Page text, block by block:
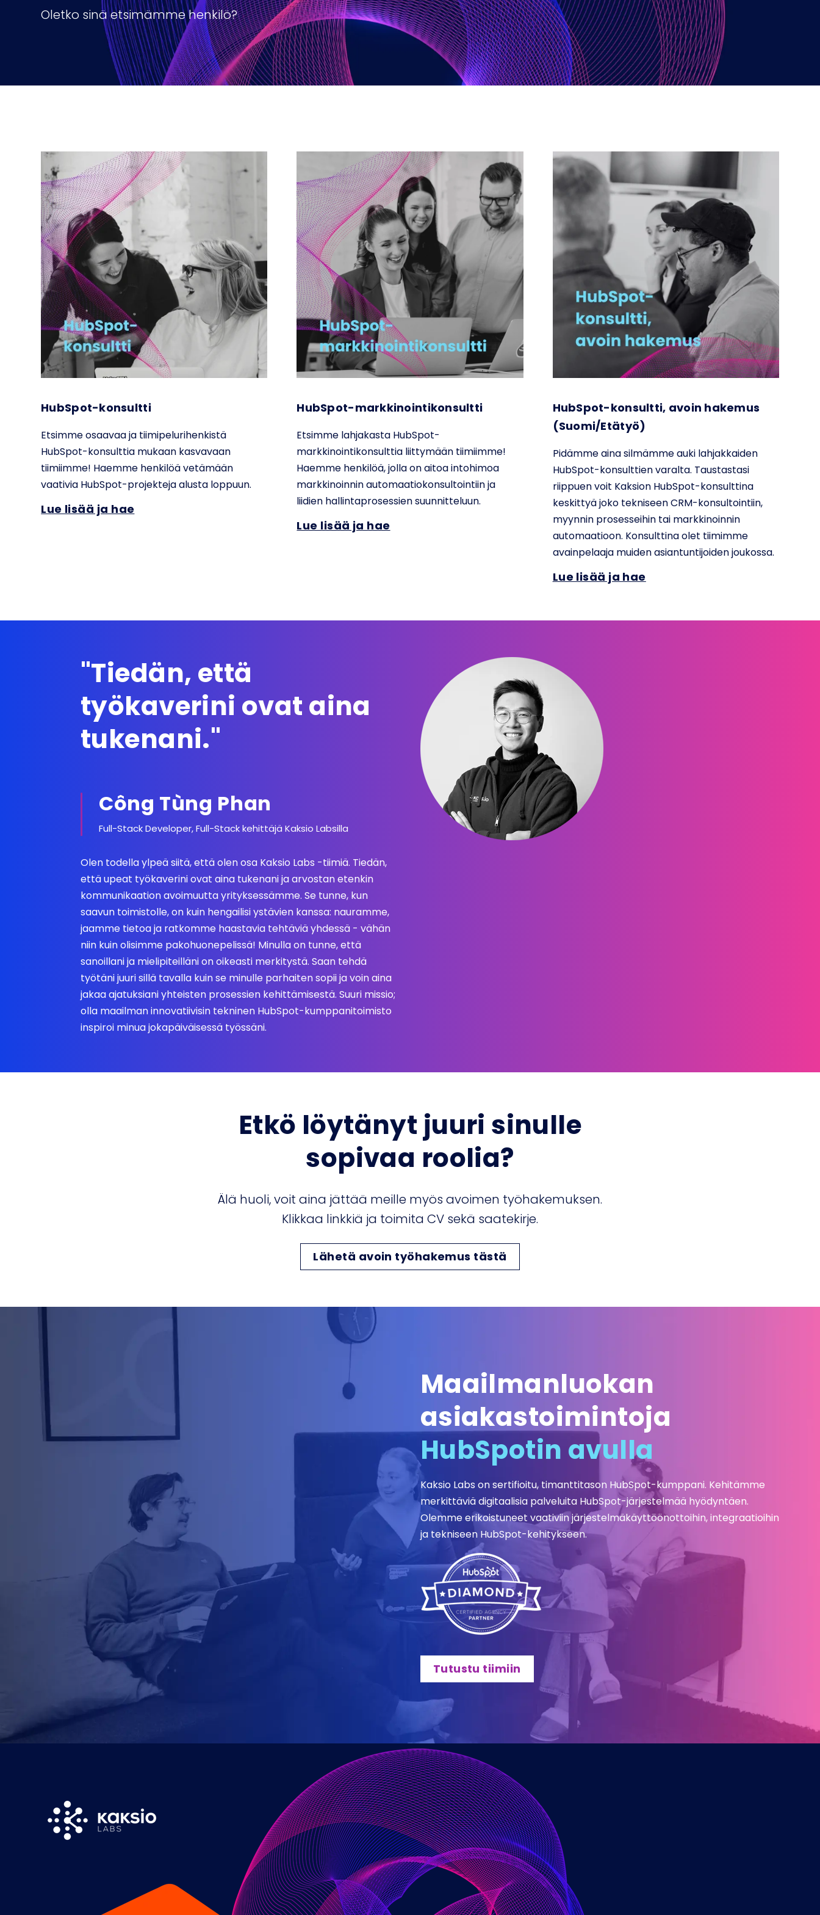
Oletko sinä etsimämme henkilö?
HubSpot-konsultti
Etsimme osaavaa ja tiimipelurihenkistä
HubSpot-konsulttia mukaan kasvavaan
tiimiimme! Haemme henkilöä vetämään
vaativia HubSpot-projekteja alusta loppuun.
Lue lisää ja hae
HubSpot-markkinointikonsultti
Etsimme lahjakasta HubSpot-
markkinointikonsulttia liittymään tiimiimme!
Haemme henkilöä, jolla on aitoa intohimoa
markkinoinnin automaatiokonsultointiin ja
liidien hallintaprosessien suunnitteluun.
Lue lisää ja hae
HubSpot-konsultti, avoin hakemus
(Suomi/Etätyö)
Pidämme aina silmämme auki lahjakkaiden
HubSpot-konsulttien varalta. Taustastasi
riippuen voit Kaksion HubSpot-konsulttina
keskittyä joko tekniseen CRM-konsultointiin,
myynnin prosesseihin tai markkinoinnin
automaatioon. Konsulttina olet tiimimme
avainpelaaja muiden asiantuntijoiden joukossa.
Lue lisää ja hae
"Tiedän, että
työkaverini ovat aina
tukenani."
Công Tùng Phan
Full-Stack Developer, Full-Stack kehittäjä Kaksio Labsilla
Olen todella ylpeä siitä, että olen osa Kaksio Labs -tiimiä. Tiedän,
että upeat työkaverini ovat aina tukenani ja arvostan etenkin
kommunikaation avoimuutta yrityksessämme. Se tunne, kun
saavun toimistolle, on kuin hengailisi ystävien kanssa: nauramme,
jaamme tietoa ja ratkomme haastavia tehtäviä yhdessä - vähän
niin kuin olisimme pakohuonepelissä! Minulla on tunne, että
sanoillani ja mielipiteilläni on oikeasti merkitystä. Saan tehdä
työtäni juuri sillä tavalla kuin se minulle parhaiten sopii ja voin aina
jakaa ajatuksiani yhteisten prosessien kehittämisestä. Suuri missio;
olla maailman innovatiivisin tekninen HubSpot-kumppanitoimisto
inspiroi minua jokapäiväisessä työssäni.
Etkö löytänyt juuri sinulle
sopivaa roolia?
Älä huoli, voit aina jättää meille myös avoimen työhakemuksen.
Klikkaa linkkiä ja toimita CV sekä saatekirje.
Lähetä avoin työhakemus tästä
Maailmanluokan
asiakastoimintoja
HubSpotin avulla
Kaksio Labs on sertifioitu, timanttitason HubSpot-kumppani. Kehitämme
merkittäviä digitaalisia palveluita HubSpot-järjestelmää hyödyntäen.
Olemme erikoistuneet vaativiin järjestelmä­käyttöönottoihin, integraatioihin
ja tekniseen HubSpot-kehitykseen.
Tutustu tiimiin